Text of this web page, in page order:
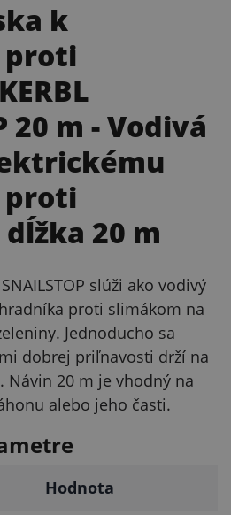
k
proti
20 m - Vodivá
proti
20 m
slúži ako vodivý
proti slimákom na
Jednoducho sa
dobrej priľnavosti drží na
Návin 20 m je vhodný na
alebo jeho časti.
Hodnota